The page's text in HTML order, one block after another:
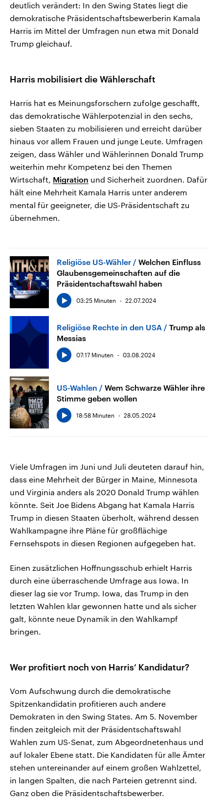
deutlich verändert: In den Swing States liegt die
demokratische Präsidentschaftsbewerberin Kamala
Harris im Mittel der Umfragen nun etwa mit Donald
Trump gleichauf.
Harris mobilisiert die Wählerschaft
Harris hat es Meinungsforschern zufolge geschafft,
das demokratische Wählerpotenzial in den sechs,
sieben Staaten zu mobilisieren und erreicht darüber
hinaus vor allem Frauen und junge Leute. Umfragen
zeigen, dass Wähler und Wählerinnen Donald Trump
weiterhin mehr Kompetenz bei den Themen
Wirtschaft, Migration und Sicherheit zuordnen. Dafür
hält eine Mehrheit Kamala Harris unter anderem
mental für geeigneter, die US-Präsidentschaft zu
übernehmen.
Religiöse US-Wähler
Welchen Einfluss
Glaubensgemeinschaften auf die
Präsidentschaftswahl haben
03:25 Minuten 22.07.2024
Religiöse Rechte in den USA
Trump als
Messias
07:17 Minuten 03.08.2024
US-Wahlen
Wem Schwarze Wähler ihre
Stimme geben wollen
18:58 Minuten 28.05.2024
Viele Umfragen im Juni und Juli deuteten darauf hin,
dass eine Mehrheit der Bürger in Maine, Minnesota
und Virginia anders als 2020 Donald Trump wählen
könnte. Seit Joe Bidens Abgang hat Kamala Harris
Trump in diesen Staaten überholt, während dessen
Wahlkampagne ihre Pläne für großflächige
Fernsehspots in diesen Regionen aufgegeben hat.
Einen zusätzlichen Hoffnungsschub erhielt Harris
durch eine überraschende Umfrage aus Iowa. In
dieser lag sie vor Trump. Iowa, das Trump in den
letzten Wahlen klar gewonnen hatte und als sicher
galt, könnte neue Dynamik in den Wahlkampf
bringen.
Wer profitiert noch von Harris‘ Kandidatur?
Vom Aufschwung durch die demokratische
Spitzenkandidatin profitieren auch andere
Demokraten in den Swing States. Am 5. November
finden zeitgleich mit der Präsidentschaftswahl
Wahlen zum US-Senat, zum Abgeordnetenhaus und
auf lokaler Ebene statt. Die Kandidaten für alle Ämter
stehen untereinander auf einem großen Wahlzettel,
in langen Spalten, die nach Parteien getrennt sind.
Ganz oben die Präsidentschaftsbewerber.